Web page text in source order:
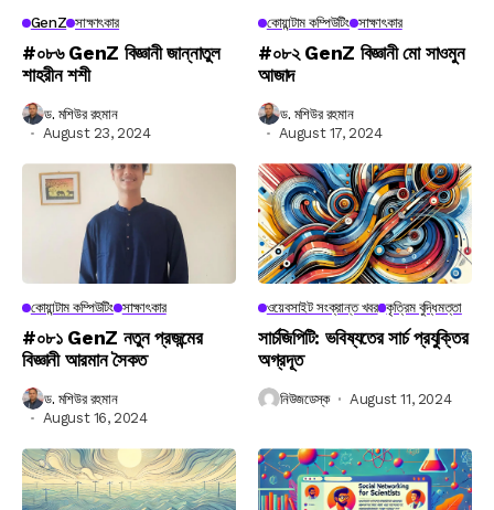
GenZ সাক্ষাৎকার
#০৮৬ GenZ বিজ্ঞানী জান্নাতুল
শাহরীন শশী
ড. মশিউর রহমান
August 23, 2024
কোয়ান্টাম কম্পিউটিং সাক্ষাৎকার
#০৮২ GenZ বিজ্ঞানী মো সাওমুন
আজাদ
ড. মশিউর রহমান
August 17, 2024
কোয়ান্টাম কম্পিউটিং সাক্ষাৎকার
#০৮১ GenZ নতুন প্রজন্মের
বিজ্ঞানী আরমান সৈকত
ড. মশিউর রহমান
August 16, 2024
ওয়েবসাইট সংক্রান্ত খবর কৃত্রিম বুদ্ধিমত্তা
সার্চজিপিটি: ভবিষ্যতের সার্চ প্রযুক্তির
অগ্রদূত
নিউজডেস্ক August 11, 2024